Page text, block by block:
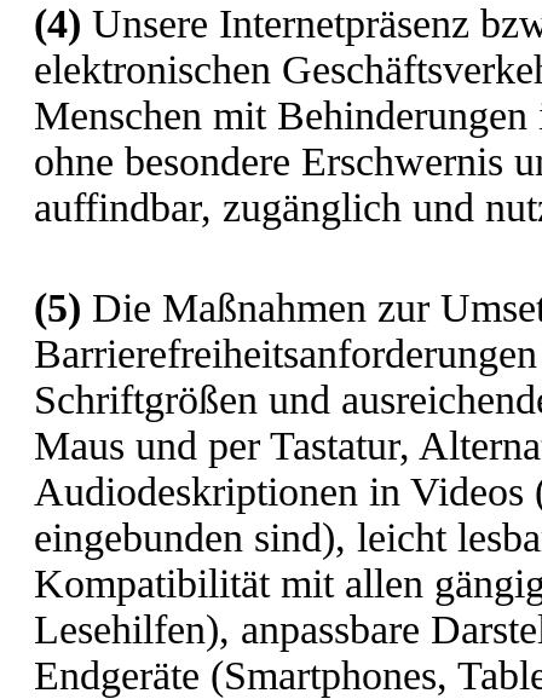
(4) Unsere Internetpräsenz
elektronischen
Menschen mit
ohne besondere Erschwernis
auffindbar, zugänglich und
(5) Die Maßnahmen zur
Schriftgrößen und
Maus und per Tastatur,
Audiodeskriptionen in Videos
eingebunden sind), leicht
Kompatibilität mit allen
Lesehilfen), anpassbare
Endgeräte (Smartphones,